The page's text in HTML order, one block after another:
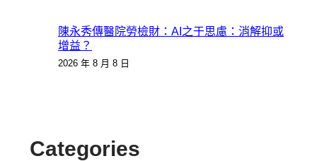
陳永秀傳醫院勞檢財：AI之于思慮：消解抑或
增益？
2026 年 8 月 8 日
Categories